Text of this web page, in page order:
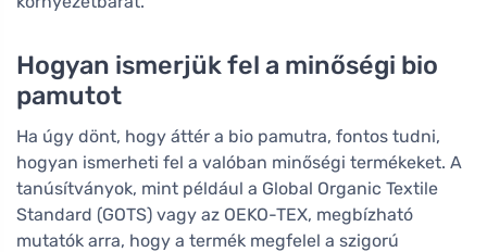
Hogyan ismerjük fel a minőségi bio
pamutot
Ha úgy dönt, hogy áttér a bio pamutra, fontos tudni,
hogyan ismerheti fel a valóban minőségi termékeket. A
tanúsítványok, mint például a Global Organic Textile
Standard (GOTS) vagy az OEKO-TEX, megbízható
mutatók arra, hogy a termék megfelel a szigorú